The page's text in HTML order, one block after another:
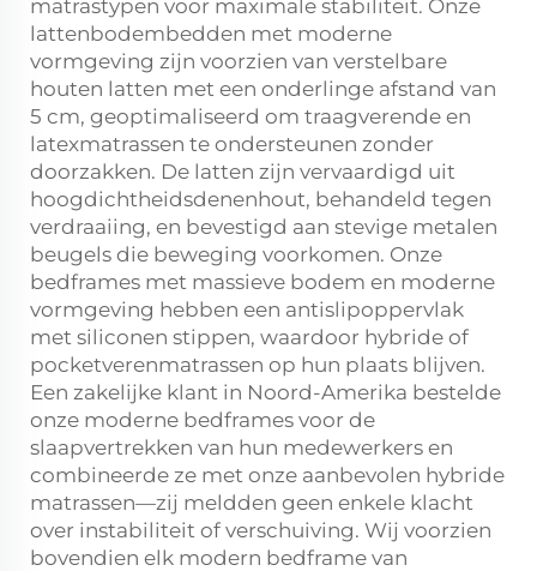
matrastypen voor maximale stabiliteit. Onze
lattenbodembedden met moderne
vormgeving zijn voorzien van verstelbare
houten latten met een onderlinge afstand van
5 cm, geoptimaliseerd om traagverende en
latexmatrassen te ondersteunen zonder
doorzakken. De latten zijn vervaardigd uit
hoogdichtheidsdenenhout, behandeld tegen
verdraaiing, en bevestigd aan stevige metalen
beugels die beweging voorkomen. Onze
bedframes met massieve bodem en moderne
vormgeving hebben een antislipoppervlak
met siliconen stippen, waardoor hybride of
pocketverenmatrassen op hun plaats blijven.
Een zakelijke klant in Noord-Amerika bestelde
onze moderne bedframes voor de
slaapvertrekken van hun medewerkers en
combineerde ze met onze aanbevolen hybride
matrassen—zij meldden geen enkele klacht
over instabiliteit of verschuiving. Wij voorzien
bovendien elk modern bedframe van